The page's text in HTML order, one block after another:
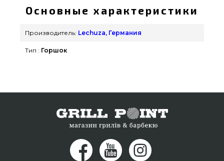
Германия по выгодной цене всего 2 359 грн. в
интернет магазине грилей grillpoint.com.ua
Выгодные предложения на Вазоны и горшки для
сотрудникам по телефонному номеру (098) 333-
Каменец-Подольский
Основные характеристики
Производитель: Lechuza, Германия
Тип : Горшок